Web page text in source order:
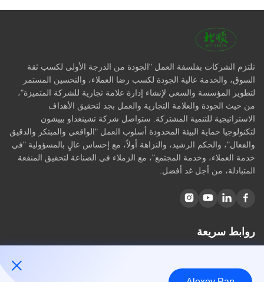
تلتزم الشركات بفلسفة العمل "الجودة من الدرجة الأولى لكسب ثقة
السوق، والخدمة عالية الجودة لكسب رضا العملاء، والتحسين المستمر
لتطوير المؤسسة والسعي لإنشاء إدارة علامة تجارية للشركة المتميزة"،
من حيث الجودة والعلامة التجارية والعمل بجد لتحقيق الأهداف
الاستراتيجية للتنمية المشتركة. ستواصل شركة تشينغداو بييشون
لتكنولوجيا حماية البيئة المحدودة أسلوب العمل "الواقعي والمبتكر والدقيق
والفعال"، والحكم الرشيد، والنزاهة أولاً، مع إحساس عالٍ بالمسؤولية "في
خدمة العملاء، وخدمة المجتمع"، مع الزملاء في الصناعة لتحقيق المنفعة
المتبادلة، من أجل غد أفضل.
روابط سريعة
معلومات عنا